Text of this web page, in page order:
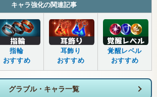
キャラ強化の関連記事
指輪
おすすめ
耳飾り
おすすめ
覚醒レベル
おすすめ
グラブル・キャラ一覧